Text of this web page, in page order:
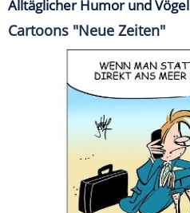
Alltäglicher Humor und Vögel
Cartoons "Neue Zeiten"